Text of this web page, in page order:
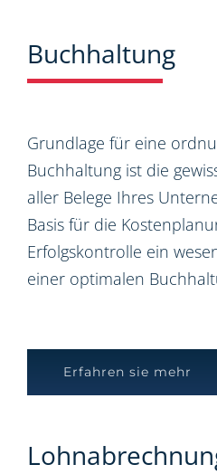
Buchhaltung
Grundlage für eine
Buchhaltung ist die
aller Belege Ihres
Basis für die
Erfolgskontrolle ein
einer optimalen
Erfahren sie mehr